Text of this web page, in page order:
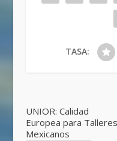
TASA:
UNIOR: Calidad
Europea para Talleres
Mexicanos